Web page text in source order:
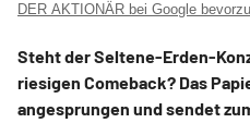
DER AKTIONÄR bei Google
Steht der Seltene-Erden-
riesigen Comeback? Das
angesprungen und sendet